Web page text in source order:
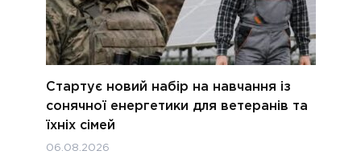
Стартує новий набір на навчання із
сонячної енергетики для ветеранів та
їхніх сімей
06.08.2026